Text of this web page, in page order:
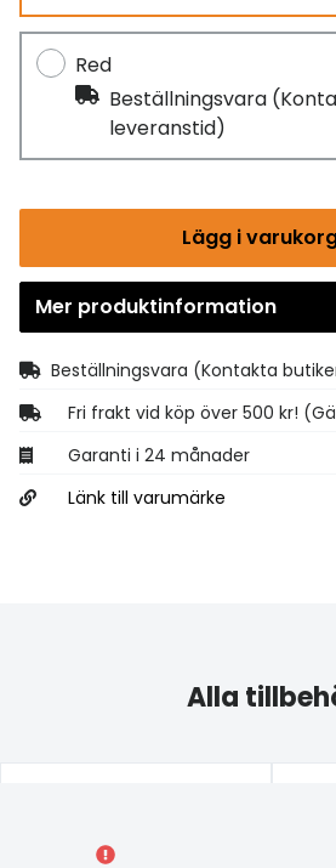
Red
Beställningsvara
leveranstid)
Lägg i
Gå till kassan
Mer produktinformation
Beställningsvara (Kontakta
Fri frakt vid köp över 500 kr!
Garanti i 24 månader
Länk till varumärke
Alla